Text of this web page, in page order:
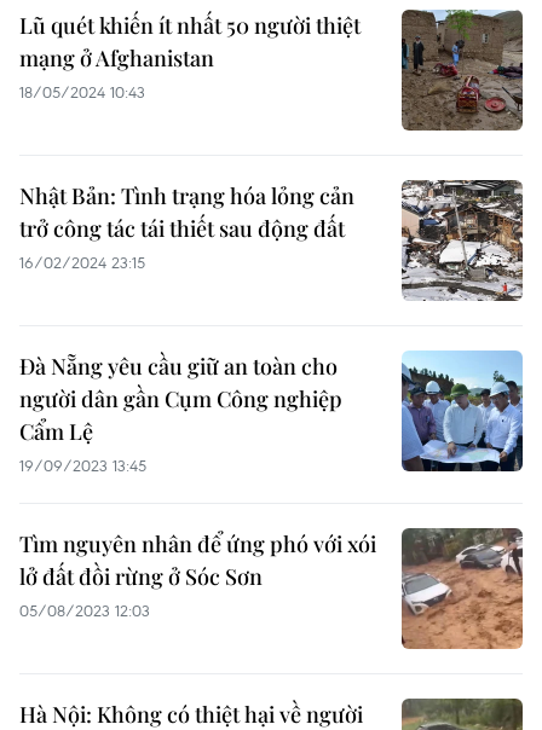
Lũ quét khiến ít nhất 50 người thiệt
mạng ở Afghanistan
18/05/2024 10:43
Nhật Bản: Tình trạng hóa lỏng cản
trở công tác tái thiết sau động đất
16/02/2024 23:15
Đà Nẵng yêu cầu giữ an toàn cho
người dân gần Cụm Công nghiệp
Cẩm Lệ
19/09/2023 13:45
Tìm nguyên nhân để ứng phó với xói
lở đất đồi rừng ở Sóc Sơn
05/08/2023 12:03
Hà Nội: Không có thiệt hại về người